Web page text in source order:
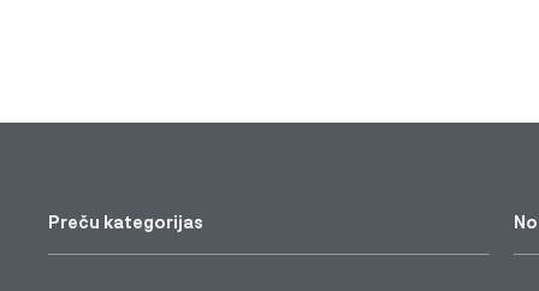
Preču kategorijas